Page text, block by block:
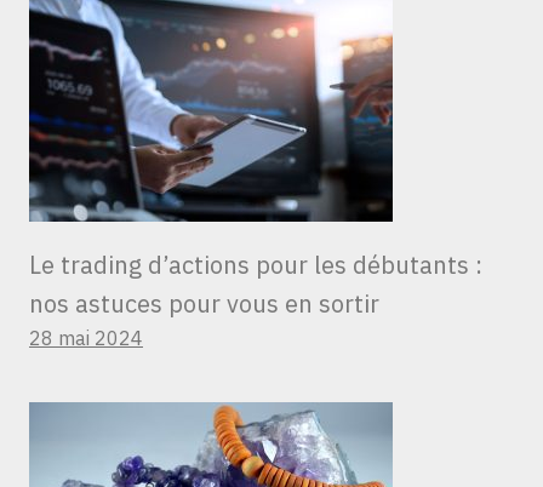
Le trading d’actions pour les débutants :
nos astuces pour vous en sortir
28 mai 2024